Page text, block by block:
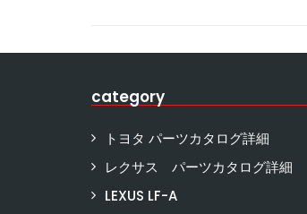
category
トヨタ パーツカタログ詳細
レクサス パーツカタログ詳細
LEXUS LF-A